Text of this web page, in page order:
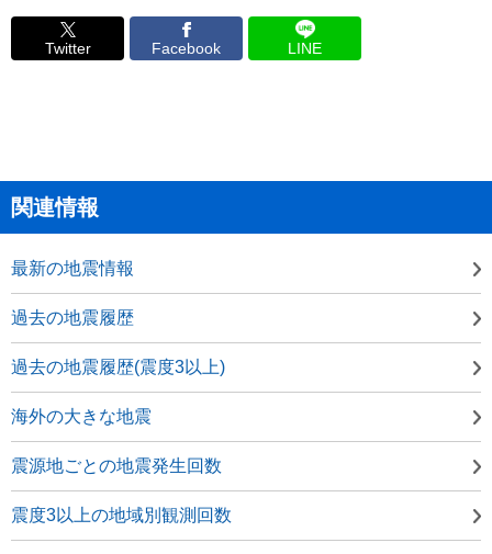
Twitter Facebook LINE
関連情報
最新の地震情報
過去の地震履歴
過去の地震履歴(震度3以上)
海外の大きな地震
震源地ごとの地震発生回数
震度3以上の地域別観測回数